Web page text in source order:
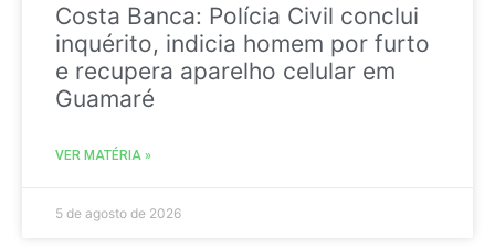
Costa Banca: Polícia Civil conclui
inquérito, indicia homem por furto
e recupera aparelho celular em
Guamaré
VER MATÉRIA »
5 de agosto de 2026